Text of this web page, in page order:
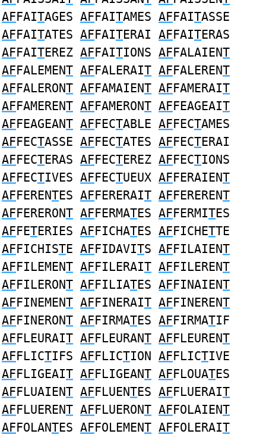
AFFAITAGES AFFAITAMES AFFAITASSE
AFFAITATES AFFAITERAI AFFAITERAS
AFFAITEREZ AFFAITIONS AFFALAIENT
AFFALEMENT AFFALERAIT AFFALERENT
AFFALERONT AFFAMAIENT AFFAMERAIT
AFFAMERENT AFFAMERONT AFFEAGEAIT
AFFEAGEANT AFFECTABLE AFFECTAMES
AFFECTASSE AFFECTATES AFFECTERAI
AFFECTERAS AFFECTEREZ AFFECTIONS
AFFECTIVES AFFECTUEUX AFFERAIENT
AFFERENTES AFFERERAIT AFFERERENT
AFFERERONT AFFERMATES AFFERMITES
AFFETERIES AFFICHATES AFFICHETTE
AFFICHISTE AFFIDAVITS AFFILAIENT
AFFILEMENT AFFILERAIT AFFILERENT
AFFILERONT AFFILIATES AFFINAIENT
AFFINEMENT AFFINERAIT AFFINERENT
AFFINERONT AFFIRMATES AFFIRMATIF
AFFLEURAIT AFFLEURANT AFFLEURENT
AFFLICTIFS AFFLICTION AFFLICTIVE
AFFLIGEAIT AFFLIGEANT AFFLOUATES
AFFLUAIENT AFFLUENTES AFFLUERAIT
AFFLUERENT AFFLUERONT AFFOLAIENT
AFFOLANTES AFFOLEMENT AFFOLERAIT